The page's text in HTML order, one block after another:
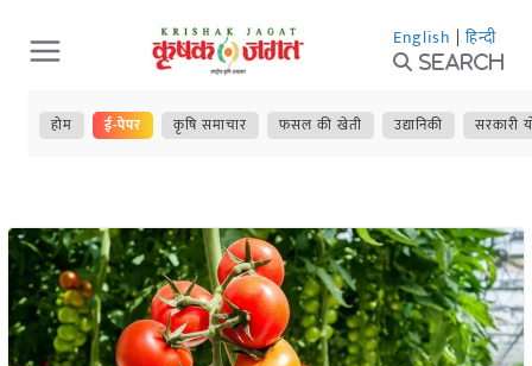
Skip
to
content
English | हिन्दी
Search
होम ई-पेपर कृषि समाचार फसल की खेती उद्यानिकी सरकारी